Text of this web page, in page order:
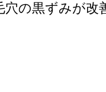
の黒ずみが改